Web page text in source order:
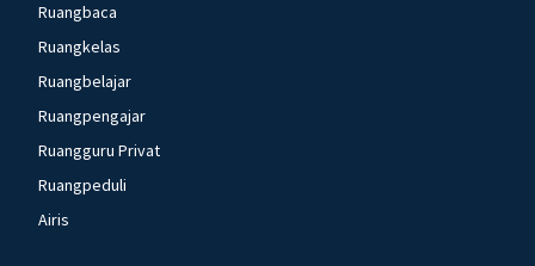
Ruangbaca
Ruangkelas
Ruangbelajar
Ruangpengajar
Ruangguru Privat
Ruangpeduli
Airis